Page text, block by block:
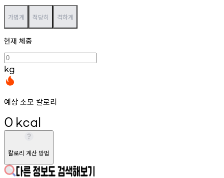
가볍게 적당히 격하게
현재 체중
kg
예상 소모 칼로리
0 kcal
칼로리 계산 방법